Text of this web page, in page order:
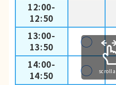
12:00-
12:50
13:00-
13:50
◯
14:00-
14:50
◯